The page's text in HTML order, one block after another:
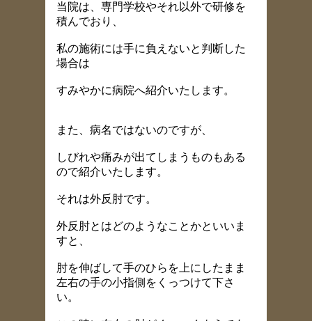
当院は、専門学校やそれ以外で研修を
積んでおり、
私の施術には手に負えないと判断した
場合は
すみやかに病院へ紹介いたします。
また、病名ではないのですが、
しびれや痛みが出てしまうものもある
ので紹介いたします。
それは外反肘です。
外反肘とはどのようなことかといいま
すと、
肘を伸ばして手のひらを上にしたまま
左右の手の小指側をくっつけて下さ
い。